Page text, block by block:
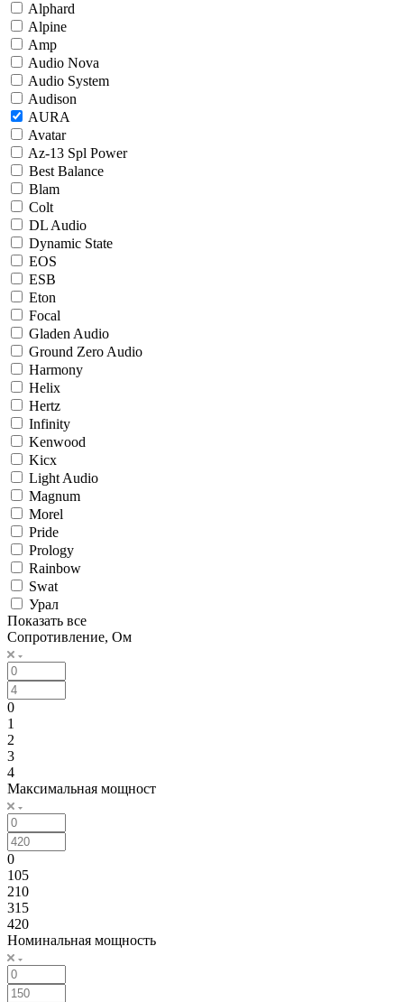
Alphard
Alpine
Amp
Audio Nova
Audio System
Audison
AURA
Avatar
Az-13 Spl Power
Best Balance
Blam
Colt
DL Audio
Dynamic State
EOS
ESB
Eton
Focal
Gladen Audio
Ground Zero Audio
Harmony
Helix
Hertz
Infinity
Kenwood
Kicx
Light Audio
Magnum
Morel
Pride
Prology
Rainbow
Swat
Урал
Показать все
Сопротивление, Ом
0
1
2
3
4
Максимальная мощност
0
105
210
315
420
Номинальная мощность